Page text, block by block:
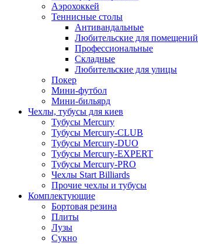
Аэрохоккей
Теннисные столы
Антивандальные
Любительские для помещений
Профессиональные
Складные
Любительские для улицы
Покер
Мини-футбол
Мини-бильярд
Чехлы, тубусы для киев
Тубусы Mercury
Тубусы Mercury-CLUB
Тубусы Mercury-DUO
Тубусы Mercury-EXPERT
Тубусы Mercury-PRO
Чехлы Start Billiards
Прочие чехлы и тубусы
Комплектующие
Бортовая резина
Плиты
Лузы
Сукно